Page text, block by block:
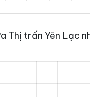
Thị trấn Yên Lạc